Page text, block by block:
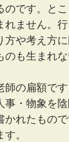
のです。と
れません。
方や考え方
のも生まれ
の扁額で
事・物象を
かれたもの
。